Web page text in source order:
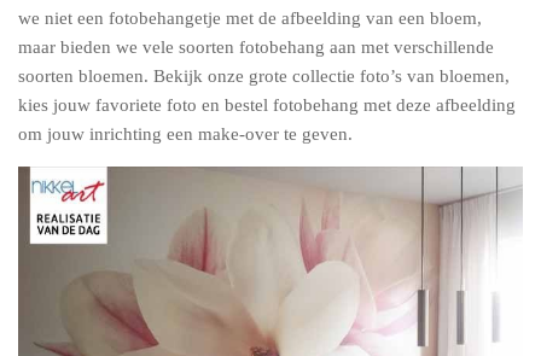
we niet een fotobehangetje met de afbeelding van een bloem,
maar bieden we vele soorten fotobehang aan met verschillende
soorten bloemen. Bekijk onze grote collectie foto’s van bloemen,
kies jouw favoriete foto en bestel fotobehang met deze afbeelding
om jouw inrichting een make-over te geven.